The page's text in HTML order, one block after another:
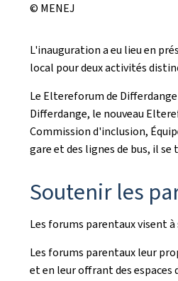
© MENEJ
L'inauguration a eu lieu en
local pour deux activités
Le Eltereforum de
Differdange, le nouveau
Commission d'inclusion,
gare et des lignes de bus, il
Soutenir les
Les forums parentaux visent
Les forums parentaux leur
et en leur offrant des espaces